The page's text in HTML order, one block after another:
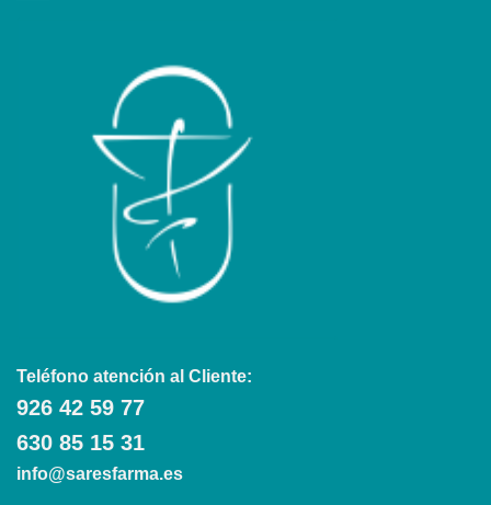
Teléfono atención al Cliente:
926 42 59 77
630 85 15 31
info@saresfarma.es